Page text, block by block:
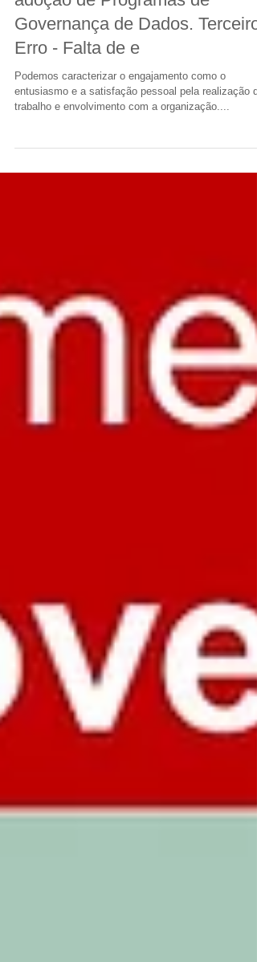
Principais erros cometidos na
adoção de Programas de
Governança de Dados. Terceiro
Erro - Falta de e
Podemos caracterizar o engajamento como o